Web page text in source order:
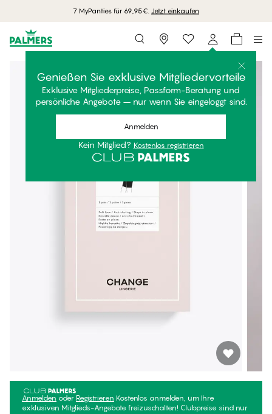
7 MyPanties für 69,95€. Jetzt einkaufen
Storefinder
Genießen Sie exklusive Mitgliedervorteile
Exklusive Mitgliederpreise, Passform-Beratung und
persönliche Angebote – nur wenn Sie eingeloggt sind.
Anmelden
Kein Mitglied? Kostenlos registrieren
Anmelden oder Registrieren Kostenlos anmelden, um Ihre
exklusiven Mitglieds-Angebote freizuschalten! Clubpreise sind nur